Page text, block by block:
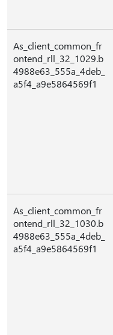
As_client_common_fr
ontend_rll_32_1029.b
4988e63_555a_4deb_
a5f4_a9e5864569f1
As_client_common_fr
ontend_rll_32_1030.b
4988e63_555a_4deb_
a5f4_a9e5864569f1